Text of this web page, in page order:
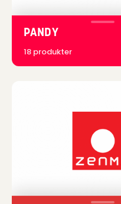
PANDY
18 produkter